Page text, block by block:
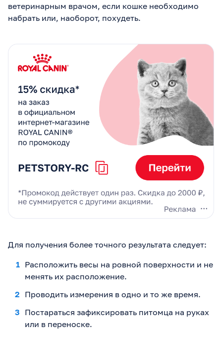
ветеринарным врачом, если кошке необходимо
набрать или, наоборот, похудеть.
Для получения более точного результата следует:
Расположить весы на ровной поверхности и не
менять их расположение.
Проводить измерения в одно и то же время.
Постараться зафиксировать питомца на руках
или в переноске.